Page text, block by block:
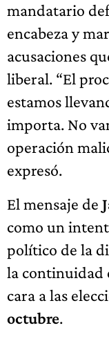
mandatario
encabeza y
acusaciones
liberal. “El
estamos
importa. No
operación
expresó.
El mensaje de
como un
político de la
la continuidad
cara a las
octubre.